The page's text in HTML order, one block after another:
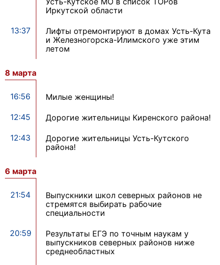
Иркутской области
13:37
Лифты отремонтируют в домах Усть-Кута
и Железногорска-Илимского уже этим
летом
8 марта
16:56 Милые женщины!
12:45 Дорогие жительницы Киренского района!
12:43
Дорогие жительницы Усть-Кутского
района!
6 марта
21:54
Выпускники школ северных районов не
стремятся выбирать рабочие
специальности
20:59
Результаты ЕГЭ по точным наукам у
выпускников северных районов ниже
среднеобластных